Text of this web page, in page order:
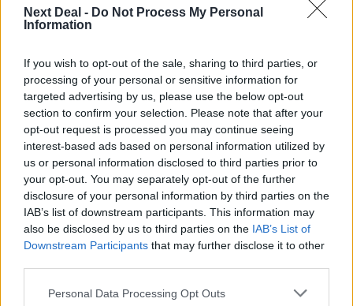
Next Deal - Do Not Process My Personal
Information
If you wish to opt-out of the sale, sharing to third parties, or
processing of your personal or sensitive information for
targeted advertising by us, please use the below opt-out
section to confirm your selection. Please note that after your
opt-out request is processed you may continue seeing
interest-based ads based on personal information utilized by
us or personal information disclosed to third parties prior to
your opt-out. You may separately opt-out of the further
disclosure of your personal information by third parties on the
IAB’s list of downstream participants. This information may
also be disclosed by us to third parties on the IAB’s List of
Downstream Participants that may further disclose it to other
Personal Data Processing Opt Outs
Η Ελλάδα που αντιστέκεται και επιμένει να μην ασφαλίζεται!
Καλοκαιρινό ταξίδι: Οι 8 συμβουλές που αξίζει να δώσει κάθε
ασφαλιστής στους πελάτες του
Το εκλογικό «καμπανάκι» της Goldman Sachs, η ισχυρή
πιστωτική επέκταση των ελληνικών τραπεζών, το «πάρτι»
στις αγορές, οι «κρυμμένες» αξίες της ΓΕΚ ΤΕΡΝΑ
05.08.2026 - 08:37
Ιωάννης Μπολέτης – ΩΝΑΣΕΙΟ
ERGO Hellas: Μέτρα στήριξης για τους πληγέντες
ασφαλισμένους της από τις πυρκαγιές